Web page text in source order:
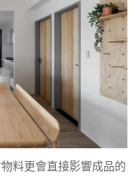
料更會直接影響成品的